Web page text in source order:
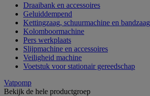
Draaibank en accessoires
Geluiddempend
Kettingzaag, schuurmachine en bandzaag
Kolomboormachine
Pers werkplaats
Slijpmachine en accessoires
Veiligheid machine
Voetstuk voor stationair gereedschap
Vatpomp
Bekijk de hele productgroep